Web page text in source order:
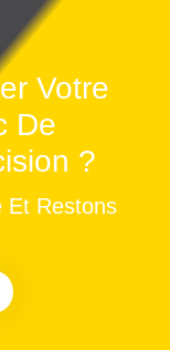
Votre
De
?
Et Restons